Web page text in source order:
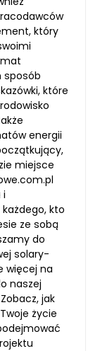
który
sposób
które
energii
miejsce
i
kto
ze sobą
do
solary-
więcej na
naszej
jak
życie